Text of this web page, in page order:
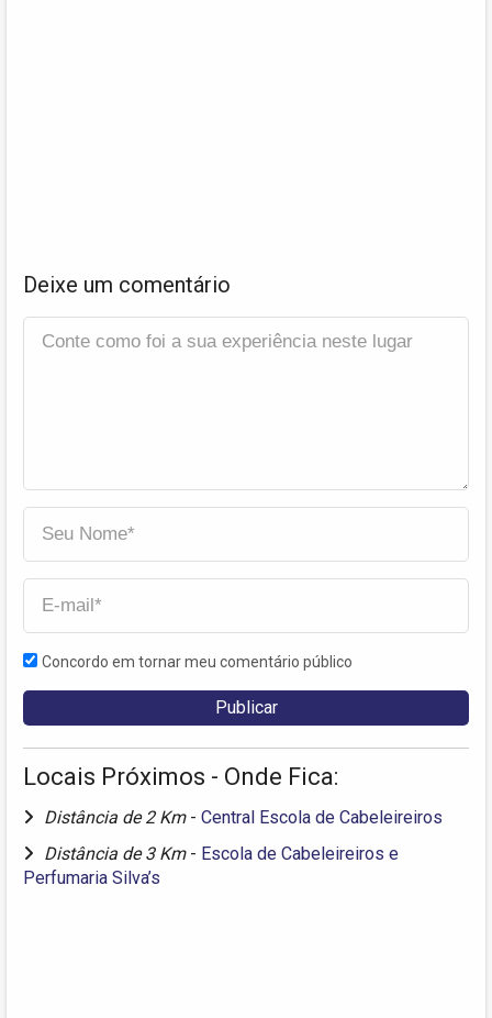
Deixe um comentário
Concordo em tornar meu comentário público
Locais Próximos - Onde Fica:
Distância de 2 Km - Central Escola de Cabeleireiros
Distância de 3 Km - Escola de Cabeleireiros e
Perfumaria Silva’s